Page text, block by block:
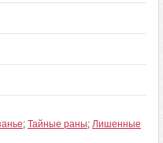
; Тайные раны; Лишенные